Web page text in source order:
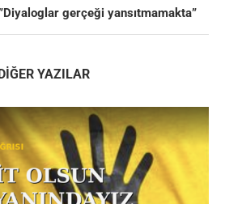
gerçeği yansıtmamakta”
YAZILAR